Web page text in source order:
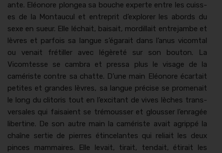
ante. Eléonore plongea sa bouche experte entre les cuiss­
es de la Mon­tau­cul et entre­prit d’explorer les abor­ds du
sexe en sueur. Elle léchait, bai­sait, mordil­lait entre­jambe et
lèvres et par­fois sa langue s’égarait dans l’anus vicom­tal
ou venait frétiller avec légèreté sur son bou­ton. La
Vicomtesse se cam­bra et pres­sa plus le vis­age de la
camériste con­tre sa chat­te. D’une main Eléonore écar­tait
petites et grandes lèvres, sa langue pré­cise se prom­e­nait
le long du cli­toris tout en l’excitant de vives lèch­es trans­
ver­sales qui fai­saient se tré­mouss­er et glouss­er l’enragée
lib­er­tine. De son autre main la camériste avait agrip­pé la
chaîne ser­tie de pier­res étince­lantes qui reli­ait les deux
pinces mam­maires. Elle lev­ait, tirait, tendait, éti­rait les